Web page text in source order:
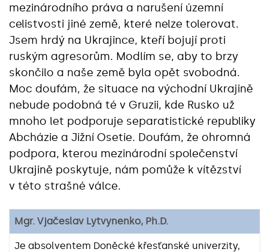
mezinárodního práva a narušení územní
celistvosti jiné země, které nelze tolerovat.
Jsem hrdý na Ukrajince, kteří bojují proti
ruským agresorům. Modlím se, aby to brzy
skončilo a naše země byla opět svobodná.
Moc doufám, že situace na východní Ukrajině
nebude podobná té v Gruzii, kde Rusko už
mnoho let podporuje separatistické republiky
Abcházie a Jižní Osetie. Doufám, že ohromná
podpora, kterou mezinárodní společenství
Ukrajině poskytuje, nám pomůže k vítězství
v této strašné válce.
Mgr. Vjačeslav Lytvynenko, Ph.D.
Je absolventem Doněcké křesťanské univerzity,